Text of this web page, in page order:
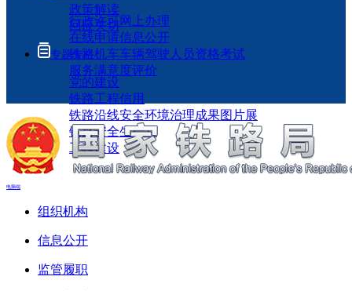
政策解读
回应关切
行政许可网上办理
在线申请信息公开
铁路机车车辆驾驶人员资格考试
服务满意度评价
专题专栏
党的建设
铁路工程信用
铁路沿线安全环境治理成果图片展
铁路安全生产月
工程建设
电脑端
组织机构
信息公开
监管履职